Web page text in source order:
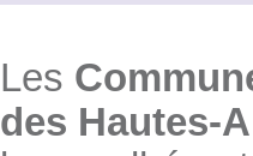
Les
des Hautes-